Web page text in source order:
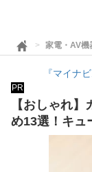
家電・AV機
『マイナ
PR
【おしゃれ
め13選！キュ